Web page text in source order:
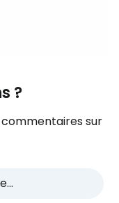
?
commentaires sur